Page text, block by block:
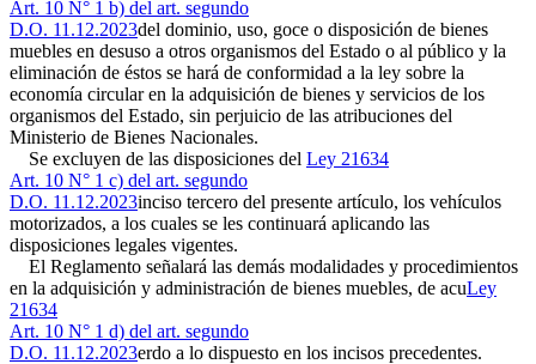
Art. 10 N° 1 b) del art. segundo
D.O. 11.12.2023del dominio, uso, goce o disposición de bienes
muebles en desuso a otros organismos del Estado o al público y la
eliminación de éstos se hará de conformidad a la ley sobre la
economía circular en la adquisición de bienes y servicios de los
organismos del Estado, sin perjuicio de las atribuciones del
Ministerio de Bienes Nacionales.
Se excluyen de las disposiciones del Ley 21634
Art. 10 N° 1 c) del art. segundo
D.O. 11.12.2023inciso tercero del presente artículo, los vehículos
motorizados, a los cuales se les continuará aplicando las
disposiciones legales vigentes.
El Reglamento señalará las demás modalidades y procedimientos
en la adquisición y administración de bienes muebles, de acuLey
21634
Art. 10 N° 1 d) del art. segundo
D.O. 11.12.2023erdo a lo dispuesto en los incisos precedentes.